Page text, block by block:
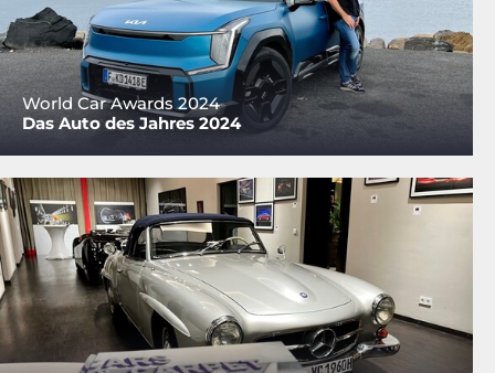
World Car Awards 2024
Das Auto des Jahres 2024